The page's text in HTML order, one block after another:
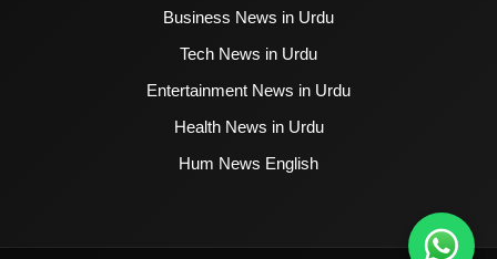
Business News in Urdu
Tech News in Urdu
Entertainment News in Urdu
Health News in Urdu
Hum News English